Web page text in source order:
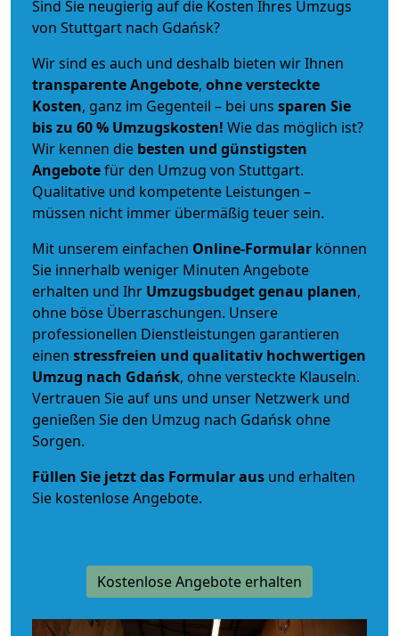
Sind Sie neugierig auf die Kosten Ihres Umzugs
von Stuttgart nach Gdańsk?
Wir sind es auch und deshalb bieten wir Ihnen
transparente Angebote, ohne versteckte
Kosten, ganz im Gegenteil – bei uns sparen Sie
bis zu 60 % Umzugskosten! Wie das möglich ist?
Wir kennen die besten und günstigsten
Angebotefür den Umzug von Stuttgart.
Qualitative und kompetente Leistungen –
müssen nicht immer übermäßig teuer sein.
Mit unserem einfachen Online-Formular können
Sie innerhalb weniger Minuten Angebote
erhalten und Ihr Umzugsbudgetgenau planen,
ohne böse Überraschungen. Unsere
professionellen Dienstleistungen garantieren
einen stressfreien und qualitativ hochwertigen
Umzug nach Gdańsk, ohne versteckte Klauseln.
Vertrauen Sie auf uns und unser Netzwerk und
genießen Sie den Umzug nach Gdańsk ohne
Sorgen.
Füllen Sie jetzt das Formular aus und erhalten
Sie kostenlose Angebote.
Kostenlose Angebote erhalten